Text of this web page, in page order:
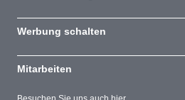
Werbung schalten
Mitarbeiten